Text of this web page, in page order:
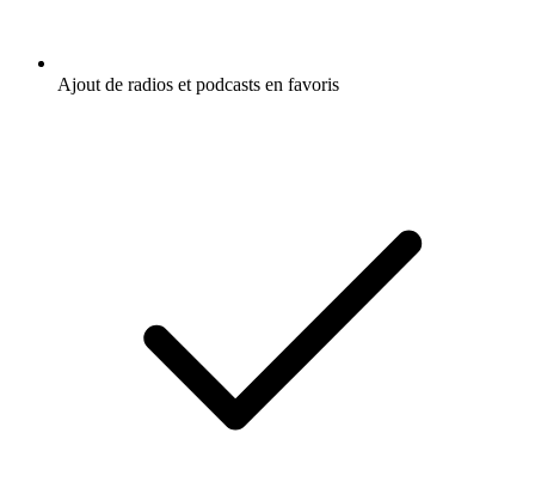
Ajout de radios et podcasts en favoris